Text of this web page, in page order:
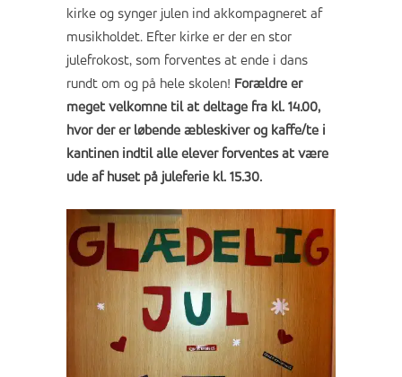
kirke og synger julen ind akkompagneret af
musikholdet. Efter kirke er der en stor
julefrokost, som forventes at ende i dans
rundt om og på hele skolen! Forældre er
meget velkomne til at deltage fra kl. 14.00,
hvor der er løbende æbleskiver og kaffe/te i
kantinen indtil alle elever forventes at være
ude af huset på juleferie kl. 15.30.